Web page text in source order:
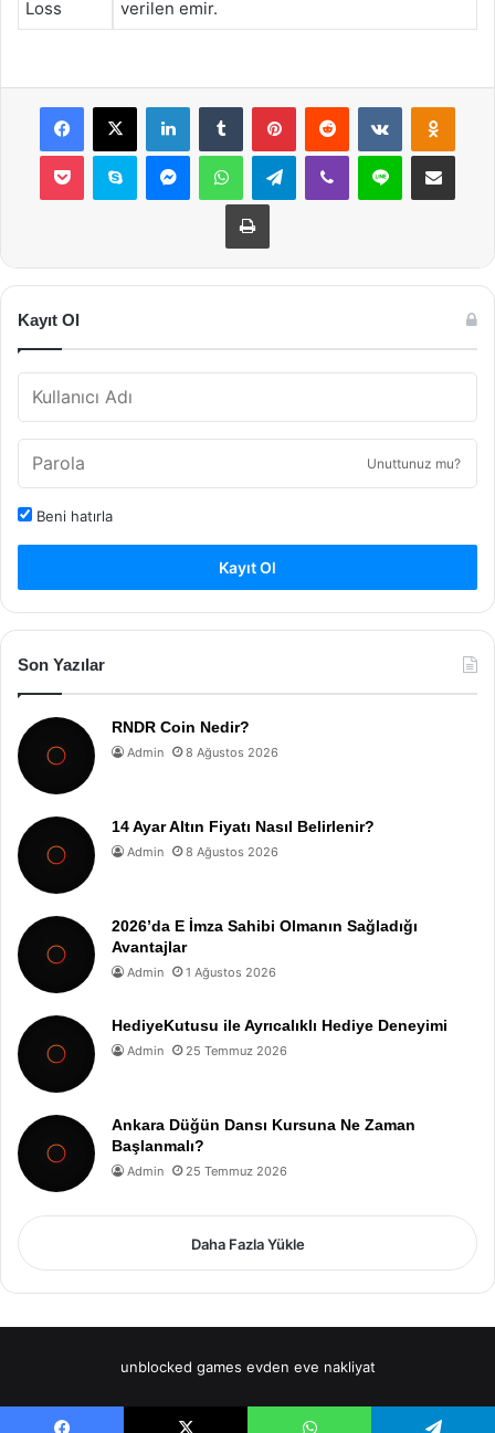
Loss
verilen emir.
Facebook
X LinkedInTumblr PinterestReddit VKontakte
Pocket Skype MessengerWhatsAppTelegramViber Line E-Posta ile
Yazdır
Kayıt Ol
Unuttunuz mu?
Beni hatırla
Kayıt Ol
Son Yazılar
RNDR Coin Nedir?
Admin 8 Ağustos 2026
14 Ayar Altın Fiyatı Nasıl Belirlenir?
Admin 8 Ağustos 2026
2026’da E İmza Sahibi Olmanın Sağladığı
Avantajlar
Admin 1 Ağustos 2026
HediyeKutusu ile Ayrıcalıklı Hediye Deneyimi
Admin 25 Temmuz 2026
Ankara Düğün Dansı Kursuna Ne Zaman
Başlanmalı?
Admin 25 Temmuz 2026
Daha Fazla Yükle
unblocked games evden eve nakliyat